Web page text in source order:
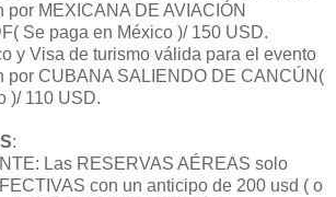
por MEXICANA DE AVIACIÓN
Se paga en México )/ 150 USD.
y Visa de turismo válida para el evento
por CUBANA SALIENDO DE CANCÚN(
)/ 110 USD.
:
Las RESERVAS AÉREAS solo
con un anticipo de 200 usd ( o